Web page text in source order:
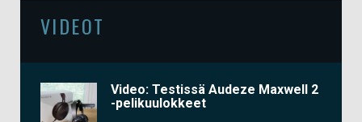
VIDEOT
Video: Testissä Audeze Maxwell 2
-pelikuulokkeet